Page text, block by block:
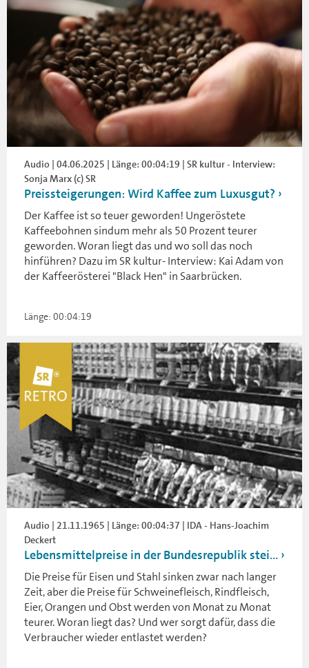
Audio | 04.06.2025 | Länge: 00:04:19 | SR kultur - Interview:
Sonja Marx (c) SR
Preissteigerungen: Wird Kaffee zum Luxusgut?
Der Kaffee ist so teuer geworden! Ungeröstete
Kaffeebohnen sindum mehr als 50 Prozent teurer
geworden. Woran liegt das und wo soll das noch
hinführen? Dazu im SR kultur- Interview: Kai Adam von
der Kaffeerösterei "Black Hen" in Saarbrücken.
Länge: 00:04:19
Audio | 21.11.1965 | Länge: 00:04:37 | IDA - Hans-Joachim
Deckert
Lebensmittelpreise in der Bundesrepublik stei...
Die Preise für Eisen und Stahl sinken zwar nach langer
Zeit, aber die Preise für Schweinefleisch, Rindfleisch,
Eier, Orangen und Obst werden von Monat zu Monat
teurer. Woran liegt das? Und wer sorgt dafür, dass die
Verbraucher wieder entlastet werden?